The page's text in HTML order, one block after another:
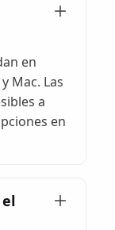
en
Mac. Las
a
en